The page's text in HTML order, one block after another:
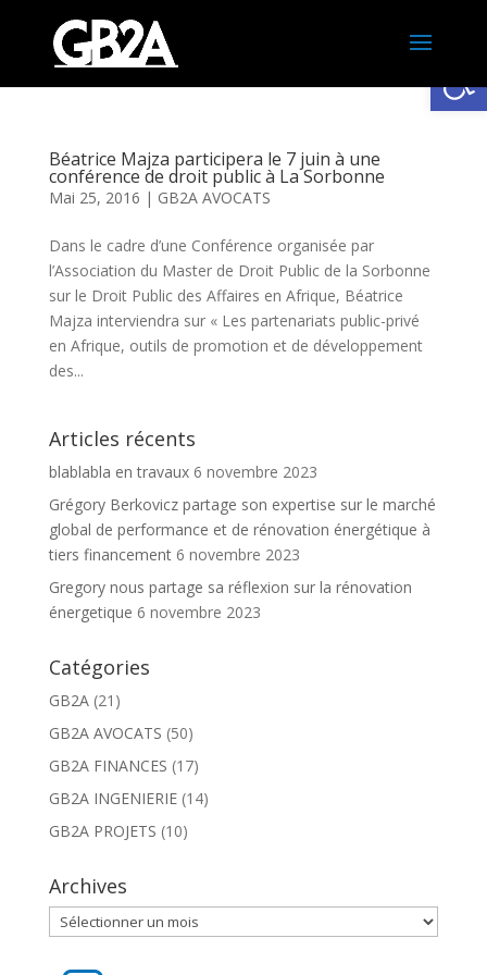
Béatrice Majza participera le 7 juin à une
conférence de droit public à La Sorbonne
Mai 25, 2016 | GB2A AVOCATS
Dans le cadre d’une Conférence organisée par
l’Association du Master de Droit Public de la Sorbonne
sur le Droit Public des Affaires en Afrique, Béatrice
Majza interviendra sur « Les partenariats public-privé
en Afrique, outils de promotion et de développement
des...
Articles récents
blablabla en travaux 6 novembre 2023
Grégory Berkovicz partage son expertise sur le marché
global de performance et de rénovation énergétique à
tiers financement 6 novembre 2023
Gregory nous partage sa réflexion sur la rénovation
énergetique 6 novembre 2023
Catégories
GB2A(21)
GB2A AVOCATS (50)
GB2A FINANCES (17)
GB2A INGENIERIE(14)
GB2A PROJETS (10)
Archives
Archives